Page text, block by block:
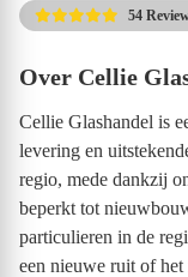
54
Over Cellie
Cellie Glashandel is
levering en
regio, mede dankzij
beperkt tot
particulieren in de
een nieuwe ruit of